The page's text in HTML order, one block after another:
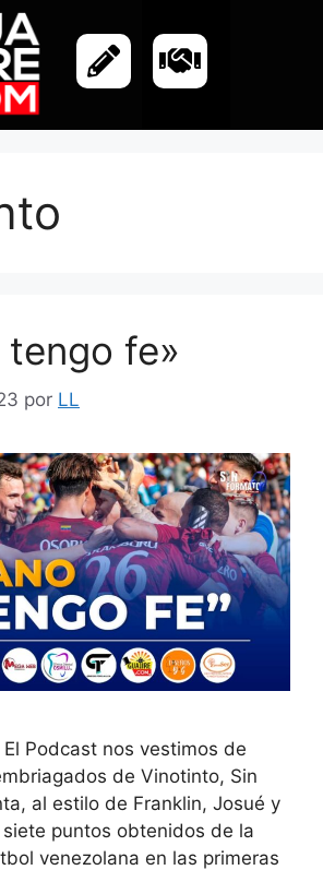
tengo fe»
por LL
El Podcast nos vestimos de
de Vinotinto, Sin
al estilo de Franklin, Josué y
puntos obtenidos de la
venezolana en las primeras